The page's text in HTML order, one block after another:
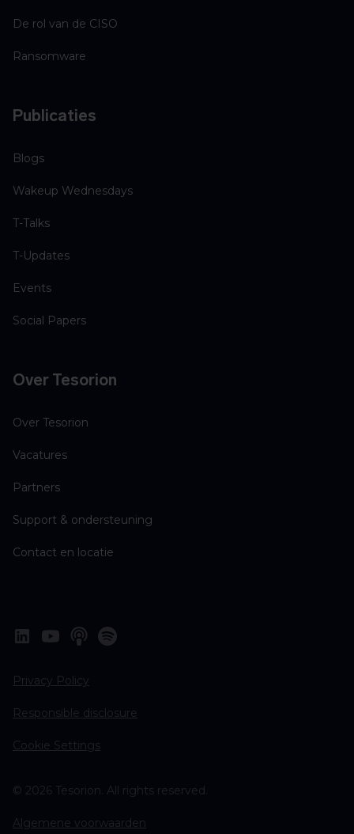
De rol van de CISO
Ransomware
Publicaties
Blogs
Wakeup Wednesdays
T-Talks
T-Updates
Events
Social Papers
Over Tesorion
Over Tesorion
Vacatures
Partners
Support & ondersteuning
Contact en locatie
© 2026 Tesorion. All rights reserved.
Privacy Policy
Responsible disclosure
Cookie Settings
Algemene voorwaarden